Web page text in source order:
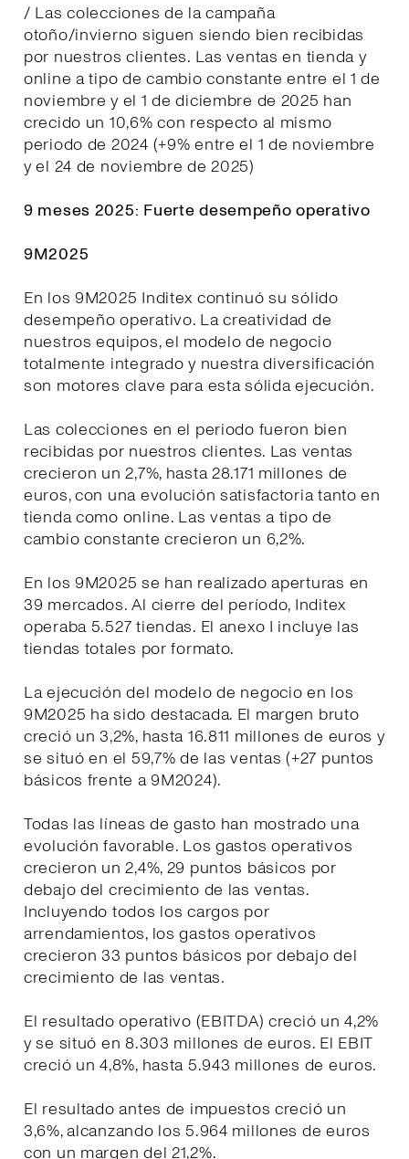
/ Las colecciones de la campaña
otoño/invierno siguen siendo bien recibidas
por nuestros clientes. Las ventas en tienda y
online a tipo de cambio constante entre el 1 de
noviembre y el 1 de diciembre de 2025 han
crecido un 10,6% con respecto al mismo
periodo de 2024 (+9% entre el 1 de noviembre
y el 24 de noviembre de 2025)
9 meses 2025: Fuerte desempeño operativo
9M2025
En los 9M2025 Inditex continuó su sólido
desempeño operativo. La creatividad de
nuestros equipos, el modelo de negocio
totalmente integrado y nuestra diversificación
son motores clave para esta sólida ejecución.
Las colecciones en el periodo fueron bien
recibidas por nuestros clientes. Las ventas
crecieron un 2,7%, hasta 28.171 millones de
euros, con una evolución satisfactoria tanto en
tienda como online. Las ventas a tipo de
cambio constante crecieron un 6,2%.
En los 9M2025 se han realizado aperturas en
39 mercados. Al cierre del período, Inditex
operaba 5.527 tiendas. El anexo I incluye las
tiendas totales por formato.
La ejecución del modelo de negocio en los
9M2025 ha sido destacada. El margen bruto
creció un 3,2%, hasta 16.811 millones de euros y
se situó en el 59,7% de las ventas (+27 puntos
básicos frente a 9M2024).
Todas las líneas de gasto han mostrado una
evolución favorable. Los gastos operativos
crecieron un 2,4%, 29 puntos básicos por
debajo del crecimiento de las ventas.
Incluyendo todos los cargos por
arrendamientos, los gastos operativos
crecieron 33 puntos básicos por debajo del
crecimiento de las ventas.
El resultado operativo (EBITDA) creció un 4,2%
y se situó en 8.303 millones de euros. El EBIT
creció un 4,8%, hasta 5.943 millones de euros.
El resultado antes de impuestos creció un
3,6%, alcanzando los 5.964 millones de euros
con un margen del 21,2%.